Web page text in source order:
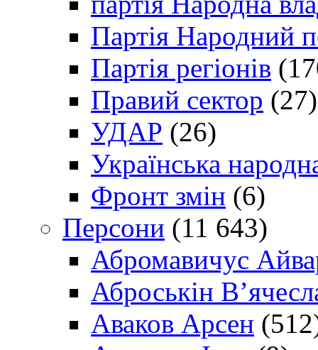
Партія Народний
Партія регіонів
Правий сектор (27)
УДАР (26)
Українська
Фронт змін (6)
Персони (11 643)
Абромавичус
Аброськін
Аваков Арсен